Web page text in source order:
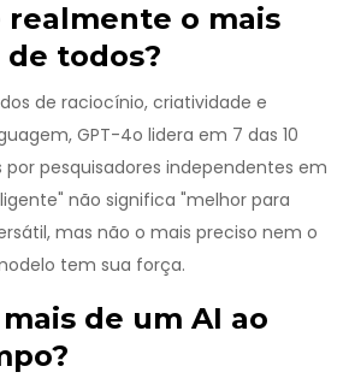
realmente o mais
todos?
de raciocínio, criatividade e
GPT-4o lidera em 7 das 10
pesquisadores independentes em
não significa "melhor para
mas não o mais preciso nem o
tem sua força.
de um AI ao